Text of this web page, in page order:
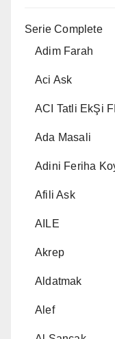
Serie Complete
Adim Farah
Aci Ask
ACI Tatli EkŞi
Ada Masali
Adini Feriha
Afili Ask
AILE
Akrep
Aldatmak
Alef